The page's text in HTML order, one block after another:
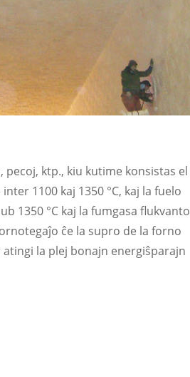
ktp., kiu kutime konsistas el
1100 kaj 1350 °C, kaj la fuelo
1350 °C kaj la fumgasa flukvanto
ĉe la supro de la forno
la plej bonajn energiŝparajn